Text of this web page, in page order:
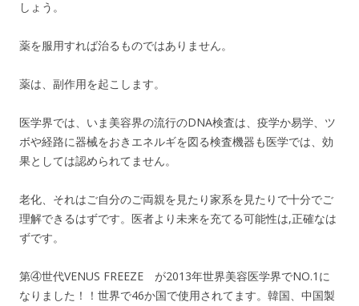
しょう。
薬を服用すれば治るものではありません。
薬は、副作用を起こします。
医学界では、いま美容界の流行のDNA検査は、疫学か易学、ツ
ボや経路に器械をおきエネルギを図る検査機器も医学では、効
果としては認められてません。
老化、それはご自分のご両親を見たり家系を見たりで十分でご
理解できるはずです。医者より未来を充てる可能性は,正確なは
ずです。
第④世代VENUS FREEZE が2013年世界美容医学界でNO.1に
なりました！！世界で46か国で使用されてます。韓国、中国製